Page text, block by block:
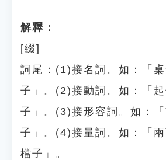
解釋：
[綴]
詞尾：(1)接名詞。如：「
子」。(2)接動詞。如：「
子」。(3)接形容詞。如：
子」。(4)接量詞。如：「
檔子」。